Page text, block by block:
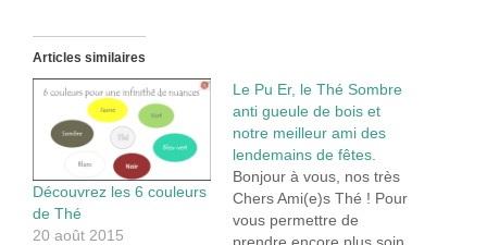
Articles similaires
Découvrez les 6 couleurs
de Thé
20 août 2015
Le Pu Er, le Thé Sombre
anti gueule de bois et
notre meilleur ami des
lendemains de fêtes.
Bonjour à vous, nos très
Chers Ami(e)s Thé ! Pour
vous permettre de